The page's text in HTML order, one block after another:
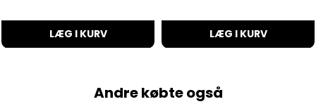
LÆG I KURV LÆG I KURV
Andre købte også